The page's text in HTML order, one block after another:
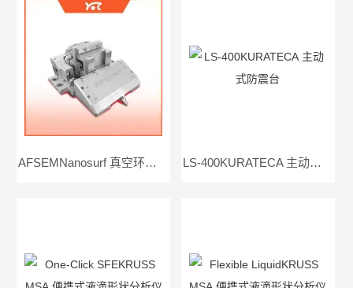
AFSEMNanosurf 真空环境用原子力显微镜 LS-400KURATECA 主动式防震台